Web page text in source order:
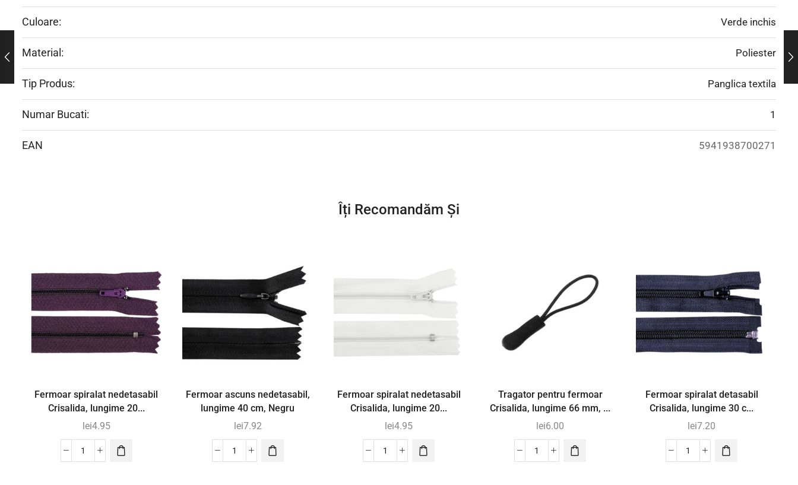
Culoare: Verde inchis
Material: Poliester
Tip Produs: Panglica textila
Numar Bucati: 1
EAN 5941938700271
Îți Recomandăm Și
Fermoar spiralat nedetasabil
Crisalida, lungime 20...
lei4.95
Fermoar ascuns nedetasabil,
lungime 40 cm, Negru
lei7.92
Fermoar spiralat nedetasabil
Crisalida, lungime 20...
lei4.95
Tragator pentru fermoar
Crisalida, lungime 66 mm, ...
lei6.00
Fermoar spiralat detasabil
Crisalida, lungime 30 c...
lei7.20